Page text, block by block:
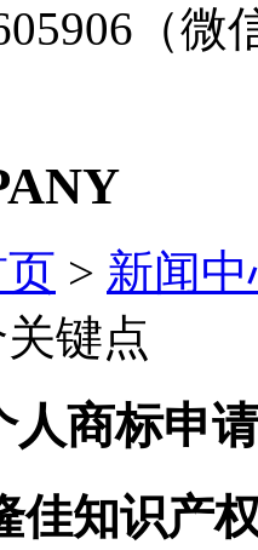
（微
> 新闻
键点
人商标申
佳知识产